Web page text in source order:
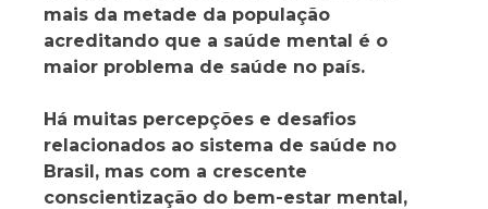
mais da metade da população
acreditando que a saúde mental é o
maior problema de saúde no país.
Há muitas percepções e desafios
relacionados ao sistema de saúde no
Brasil, mas com a crescente
conscientização do bem-estar mental,